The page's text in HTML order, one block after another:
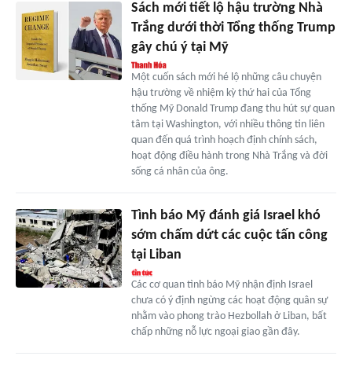
Sách mới tiết lộ hậu trường Nhà
Trắng dưới thời Tổng thống Trump
gây chú ý tại Mỹ
Một cuốn sách mới hé lộ những câu chuyện
hậu trường về nhiệm kỳ thứ hai của Tổng
thống Mỹ Donald Trump đang thu hút sự quan
tâm tại Washington, với nhiều thông tin liên
quan đến quá trình hoạch định chính sách,
hoạt động điều hành trong Nhà Trắng và đời
sống cá nhân của ông.
Tình báo Mỹ đánh giá Israel khó
sớm chấm dứt các cuộc tấn công
tại Liban
Các cơ quan tình báo Mỹ nhận định Israel
chưa có ý định ngừng các hoạt động quân sự
nhằm vào phong trào Hezbollah ở Liban, bất
chấp những nỗ lực ngoại giao gần đây.